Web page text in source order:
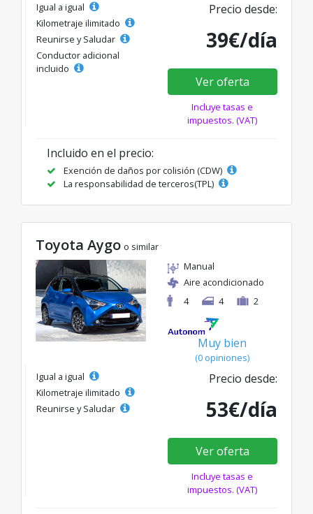
Igual a igual
Kilometraje ilimitado
Reunirse y Saludar
Conductor adicional
incluido
Precio desde:
39€/día
Ver oferta
Incluye tasas e
impuestos. (VAT)
Incluido en el precio:
Exención de daños por colisión (CDW)
La responsabilidad de terceros(TPL)
Toyota Aygo o similar
Manual
Aire acondicionado
4
4 2
Muy bien
(0 opiniones)
Igual a igual
Kilometraje ilimitado
Reunirse y Saludar
Precio desde:
53€/día
Ver oferta
Incluye tasas e
impuestos. (VAT)